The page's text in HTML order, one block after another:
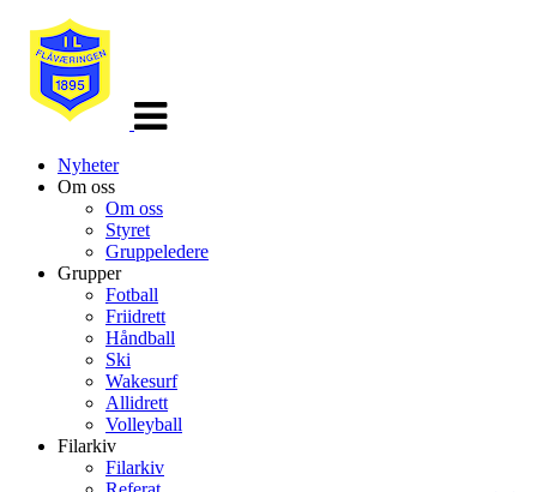
Nyheter
Om oss
Om oss
Styret
Gruppeledere
Grupper
Fotball
Friidrett
Håndball
Ski
Wakesurf
Allidrett
Volleyball
Filarkiv
Filarkiv